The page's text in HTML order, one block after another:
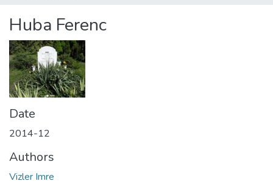
About us
Huba Ferenc
Date
2014-12
Authors
Vizler Imre